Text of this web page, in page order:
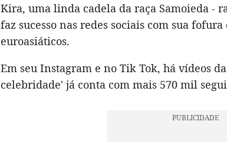
Kira, uma linda cadela da raça Samoieda -
faz sucesso nas redes sociais com sua
euroasiáticos.
Em seu Instagram e no Tik Tok, há vídeos
celebridade' já conta com mais 570 mil